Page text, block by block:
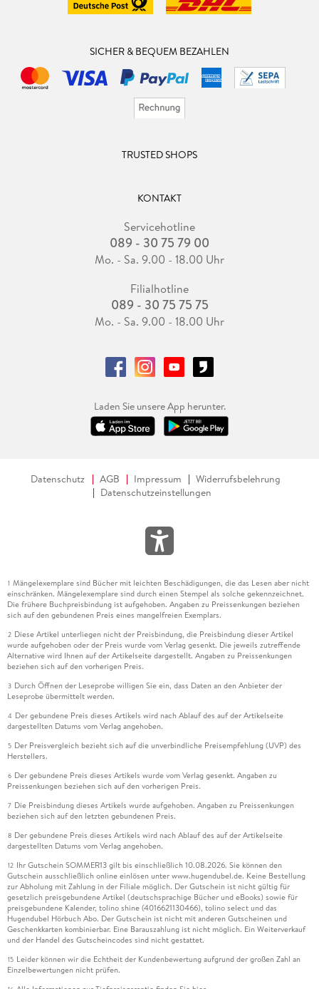
SICHER & BEQUEM BEZAHLEN
TRUSTED SHOPS
KONTAKT
Servicehotline
089 - 30 75 79 00
Mo. - Sa. 9.00 - 18.00 Uhr
Filialhotline
089 - 30 75 75 75
Mo. - Sa. 9.00 - 18.00 Uhr
Laden Sie unsere App herunter.
Datenschutz AGB Impressum
Widerrufsbelehrung
Datenschutzeinstellungen
1 Mängelexemplare sind Bücher mit leichten Beschädigungen, die das Lesen aber nicht
einschränken. Mängelexemplare sind durch einen Stempel als solche gekennzeichnet.
Die frühere Buchpreisbindung ist aufgehoben. Angaben zu Preissenkungen beziehen
sich auf den gebundenen Preis eines mangelfreien Exemplars.
2 Diese Artikel unterliegen nicht der Preisbindung, die Preisbindung dieser Artikel
wurde aufgehoben oder der Preis wurde vom Verlag gesenkt. Die jeweils zutreffende
Alternative wird Ihnen auf der Artikelseite dargestellt. Angaben zu Preissenkungen
beziehen sich auf den vorherigen Preis.
3 Durch Öffnen der Leseprobe willigen Sie ein, dass Daten an den Anbieter der
Leseprobe übermittelt werden.
4 Der gebundene Preis dieses Artikels wird nach Ablauf des auf der Artikelseite
dargestellten Datums vom Verlag angehoben.
5 Der Preisvergleich bezieht sich auf die unverbindliche Preisempfehlung (UVP) des
Herstellers.
6 Der gebundene Preis dieses Artikels wurde vom Verlag gesenkt. Angaben zu
Preissenkungen beziehen sich auf den vorherigen Preis.
7 Die Preisbindung dieses Artikels wurde aufgehoben. Angaben zu Preissenkungen
beziehen sich auf den letzten gebundenen Preis.
8 Der gebundene Preis dieses Artikels wird nach Ablauf des auf der Artikelseite
dargestellten Datums vom Verlag angehoben.
12 Ihr Gutschein SOMMER13 gilt bis einschließlich 10.08.2026. Sie können den
Gutschein ausschließlich online einlösen unter www.hugendubel.de. Keine Bestellung
zur Abholung mit Zahlung in der Filiale möglich. Der Gutschein ist nicht gültig für
gesetzlich preisgebundene Artikel (deutschsprachige Bücher und eBooks) sowie für
preisgebundene Kalender, tolino shine (4016621130466), tolino select und das
Hugendubel Hörbuch Abo. Der Gutschein ist nicht mit anderen Gutscheinen und
Geschenkkarten kombinierbar. Eine Barauszahlung ist nicht möglich. Ein Weiterverkauf
und der Handel des Gutscheincodes sind nicht gestattet.
15 Leider können wir die Echtheit der Kundenbewertung aufgrund der großen Zahl an
Einzelbewertungen nicht prüfen.